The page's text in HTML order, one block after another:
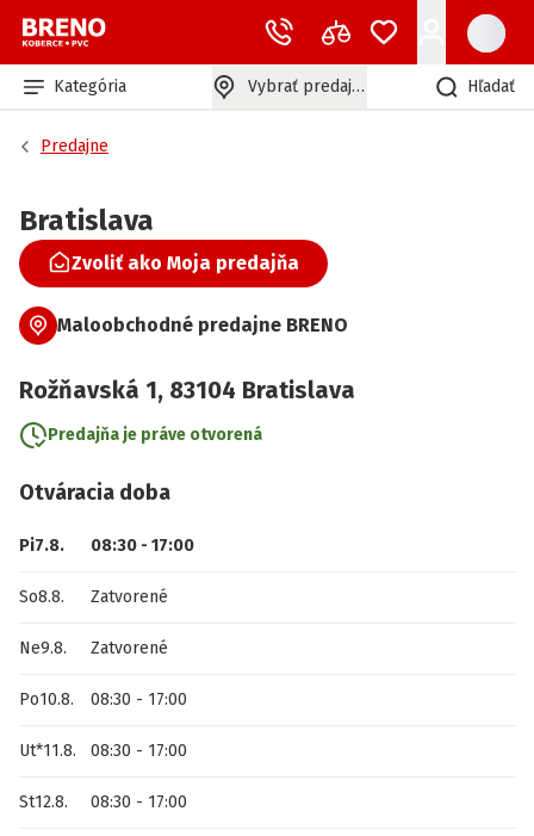
Kategória Vybrať predajňu Hľadať
Predajne
Bratislava
Zvoliť ako Moja predajňa
Maloobchodné predajne BRENO
Rožňavská 1, 83104 Bratislava
Predajňa je práve otvorená
Otváracia doba
Pi7.8. 08:30 - 17:00
So8.8. Zatvorené
Ne9.8. Zatvorené
Po10.8. 08:30 - 17:00
Ut*11.8. 08:30 - 17:00
St12.8. 08:30 - 17:00